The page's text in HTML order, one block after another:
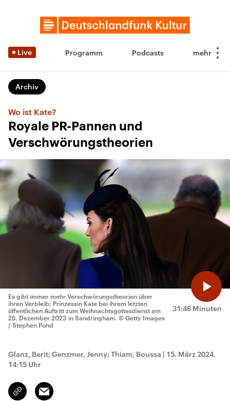
Live Programm Podcasts
Archiv
Wo ist Kate?
Royale PR-Pannen und
Verschwörungstheorien
31:46 Minuten
Es gibt immer mehr Verschwörungstheorien über
ihren Verbleib: Prinzessin Kate bei ihrem letzten
öffentlichen Auftritt zum Weihnachtsgottesdienst am
25. Dezember 2023 in Sandringham. © Getty Images
/ Stephen Pond
Glanz, Berit; Genzmer, Jenny; Thiam, Boussa | 15. März 2024,
14:15 Uhr
Link
kopieren/teilen
Email